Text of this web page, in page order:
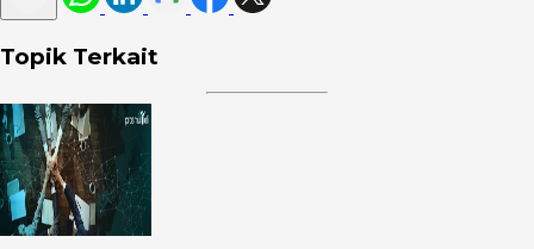
Topik Terkait